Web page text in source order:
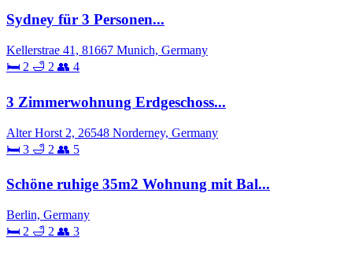
Sydney für 3 Personen...
Kellerstrae 41, 81667 Munich, Germany
🛏 2 🛁 2 👥 4
3 Zimmerwohnung Erdgeschoss...
Alter Horst 2, 26548 Norderney, Germany
🛏 3 🛁 2 👥 5
Schöne ruhige 35m2 Wohnung mit Bal...
Berlin, Germany
🛏 2 🛁 2 👥 3